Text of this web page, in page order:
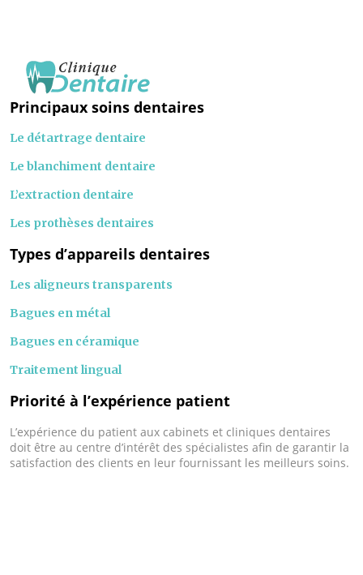
Principaux soins dentaires
Le détartrage dentaire
Le blanchiment dentaire
L’extraction dentaire
Les prothèses dentaires
Types d’appareils dentaires
Les aligneurs transparents
Bagues en métal
Bagues en céramique
Traitement lingual
Priorité à l’expérience patient
L’expérience du patient aux cabinets et cliniques dentaires
doit être au centre d’intérêt des spécialistes afin de garantir la
satisfaction des clients en leur fournissant les meilleurs soins.